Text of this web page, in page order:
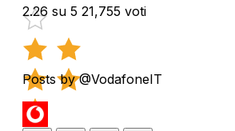
2.26 su 5 21,755 voti
Posts by @VodafoneIT